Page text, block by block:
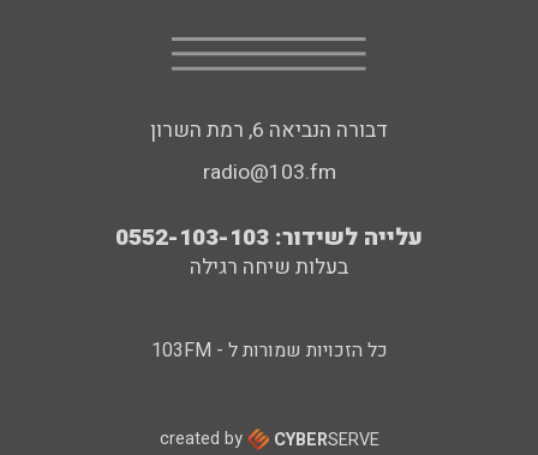
דבורה הנביאה 6, רמת השרון
radio@103.fm
עלייה לשידור: 0552-103-103
בעלות שיחה רגילה
כל הזכויות שמורות ל - 103FM
created by CYBERSERVE